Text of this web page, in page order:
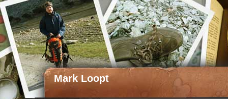
Mark Loopt